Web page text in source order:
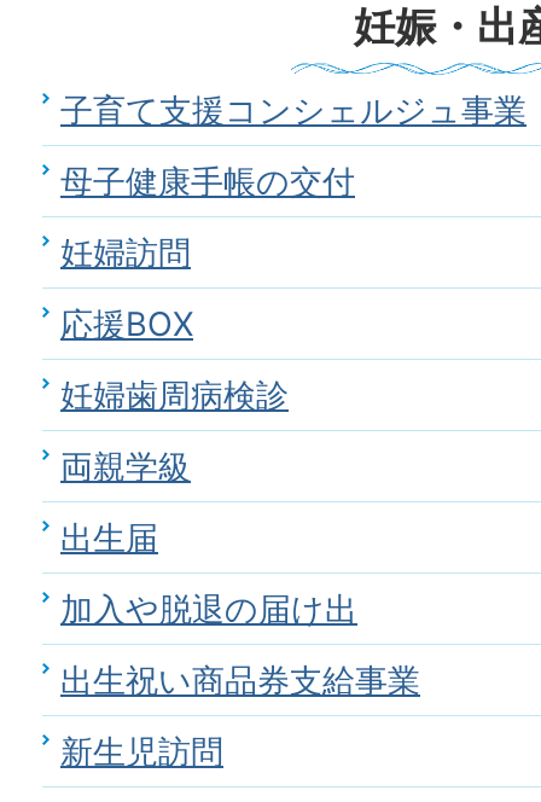
妊娠・出
子育て支援コンシェルジュ事業
母子健康手帳の交付
妊婦訪問
応援BOX
妊婦歯周病検診
両親学級
出生届
加入や脱退の届け出
出生祝い商品券支給事業
新生児訪問